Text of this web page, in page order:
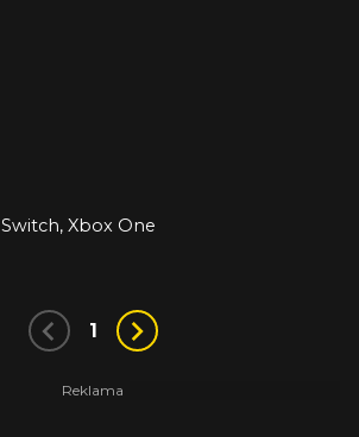
Xbox One
1